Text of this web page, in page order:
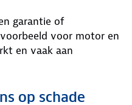
garantie of
voor motor en
en vaak aan
op schade